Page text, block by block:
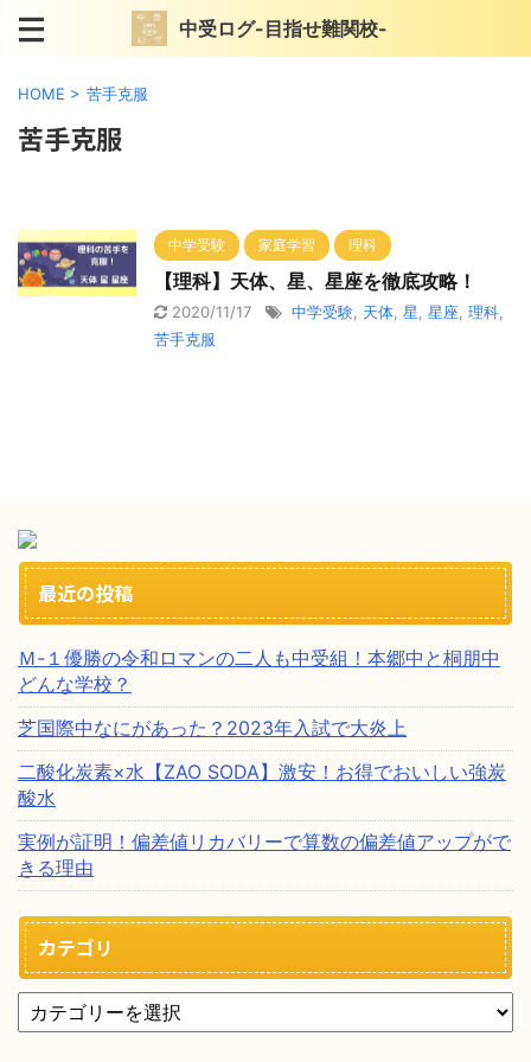
中受ログ-目指せ難関校-
HOME > 苦手克服
苦手克服
中学受験 家庭学習 理科
【理科】天体、星、星座を徹底攻略！
2020/11/17 中学受験 天体 星 星座 理科
苦手克服
最近の投稿
Ｍ-１優勝の令和ロマンの二人も中受組！本郷中と桐朋中
どんな学校？
芝国際中なにがあった？2023年入試で大炎上
二酸化炭素×水【ZAO SODA】激安！お得でおいしい強炭
酸水
実例が証明！偏差値リカバリーで算数の偏差値アップがで
きる理由
カテゴリ